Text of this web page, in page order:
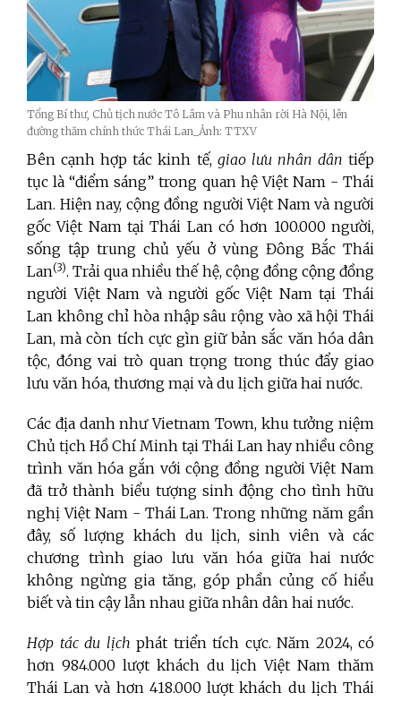
Tổng Bí thư, Chủ tịch nước Tô Lâm và Phu nhân rời Hà Nội, lên
đường thăm chính thức Thái Lan_Ảnh: TTXV
Bên cạnh hợp tác kinh tế, giao lưu nhân dân tiếp
tục là “điểm sáng” trong quan hệ Việt Nam - Thái
Lan. Hiện nay, cộng đồng người Việt Nam và người
gốc Việt Nam tại Thái Lan có hơn 100.000 người,
sống tập trung chủ yếu ở vùng Đông Bắc Thái
Lan(3). Trải qua nhiều thế hệ, cộng đồng cộng đồng
người Việt Nam và người gốc Việt Nam tại Thái
Lan không chỉ hòa nhập sâu rộng vào xã hội Thái
Lan, mà còn tích cực gìn giữ bản sắc văn hóa dân
tộc, đóng vai trò quan trọng trong thúc đẩy giao
lưu văn hóa, thương mại và du lịch giữa hai nước.
Các địa danh như Vietnam Town, khu tưởng niệm
Chủ tịch Hồ Chí Minh tại Thái Lan hay nhiều công
trình văn hóa gắn với cộng đồng người Việt Nam
đã trở thành biểu tượng sinh động cho tình hữu
nghị Việt Nam - Thái Lan. Trong những năm gần
đây, số lượng khách du lịch, sinh viên và các
chương trình giao lưu văn hóa giữa hai nước
không ngừng gia tăng, góp phần củng cố hiểu
biết và tin cậy lẫn nhau giữa nhân dân hai nước.
Hợp tác du lịch phát triển tích cực. Năm 2024, có
hơn 984.000 lượt khách du lịch Việt Nam thăm
Thái Lan và hơn 418.000 lượt khách du lịch Thái